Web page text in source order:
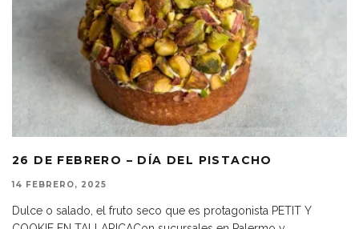
26 DE FEBRERO – DÍA DEL PISTACHO
14 FEBRERO, 2025
Dulce o salado, el fruto seco que es protagonista PETIT Y